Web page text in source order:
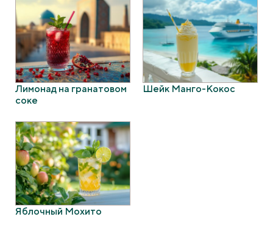
Лимонад на гранатовом
соке
Шейк Манго-Кокос
Яблочный Мохито